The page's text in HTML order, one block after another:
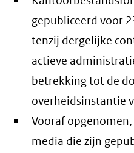
gepubliceerd voor
tenzij dergelijke
actieve
betrekking tot de
overheidsinstantie
Vooraf
media die zijn